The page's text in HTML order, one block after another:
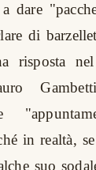
dare
di
risposta
in realtà,
suo